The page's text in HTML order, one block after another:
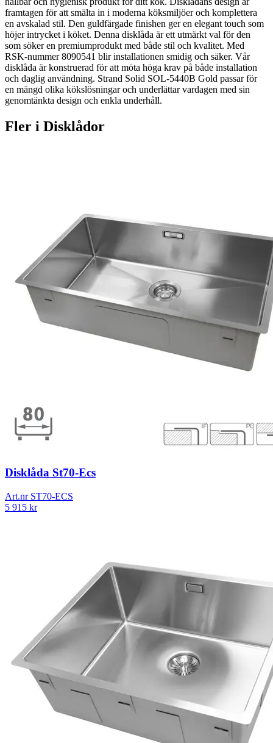
framtagen för att smälta in i moderna köksmiljöer och komplettera
en avskalad stil. Den guldfärgade finishen ger en elegant touch som
höjer intrycket i köket. Denna disklåda är ett utmärkt val för den
som söker en premiumprodukt med både stil och kvalitet. Med
RSK-nummer 8090541 blir installationen smidig och säker. Vår
disklåda är konstruerad för att möta höga krav på både installation
och daglig användning. Strand Solid SOL-5440B Gold passar för
en mängd olika kökslösningar och underlättar vardagen med sin
genomtänkta design och enkla underhåll.
Fler i Disklådor
Disklåda St70-Ecs
Art.nr ST70-ECS
5 915 kr